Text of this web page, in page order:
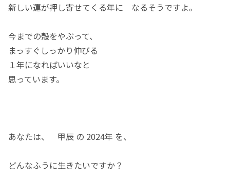
新しい運が押し寄せてくる年に なるそうですよ。
今までの殻をやぶって、
まっすぐしっかり伸びる
１年になればいいなと
思っています。
あなたは、 甲辰 の 2024年 を、
どんなふうに生きたいですか？